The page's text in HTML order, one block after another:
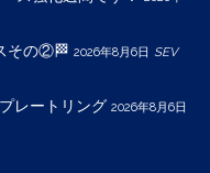
その②🏁 2026年8月6日 SEV
レートリング 2026年8月6日